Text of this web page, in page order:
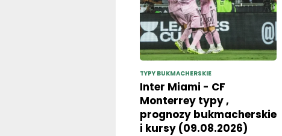
TYPY BUKMACHERSKIE
Inter Miami - CF
Monterrey typy ,
prognozy bukmacherskie
i kursy (09.08.2026)